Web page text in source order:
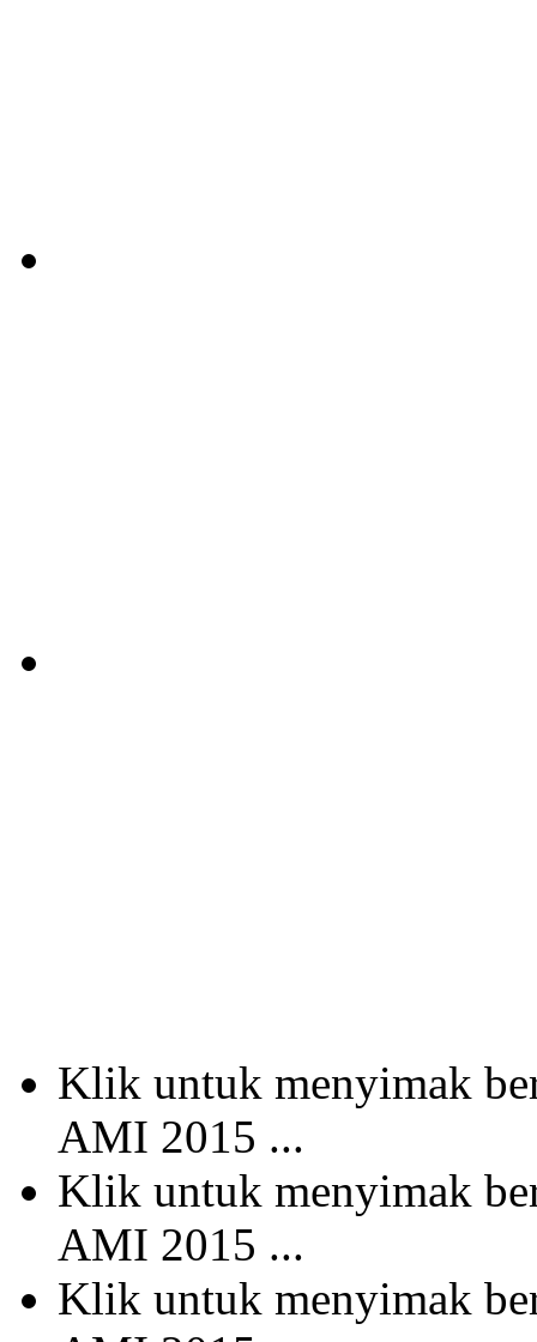
Klik untuk menyimak
AMI 2015 ...
Klik untuk menyimak
AMI 2015 ...
Klik untuk menyimak